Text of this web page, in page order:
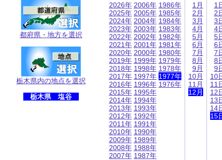
都府県・地方を選択
栃木県内の地点を選択
栃木県 塩谷
2026年
2025年
2024年
2023年
2022年
2021年
2020年
2019年
2018年
2017年
2016年
2015年
2014年
2013年
2012年
2011年
2010年
2009年
2008年
2007年
2006年
2005年
2004年
2003年
2002年
2001年
2000年
1999年
1998年
1997年
1996年
1995年
1994年
1993年
1992年
1991年
1990年
1989年
1988年
1987年
1986年
1985年
1984年
1983年
1982年
1981年
1980年
1979年
1978年
1977年
1976年
1月
2月
3月
4月
5月
6月
7月
8月
9月
10月
11月
12月
1
2
3
4
5
6
7
8
9
10
11
12
13
14
15